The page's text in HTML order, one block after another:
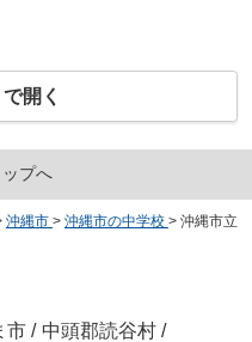
開く
プへ
沖縄市 > 沖縄市の中学校 > 沖縄市立
市 / 中頭郡読谷村 /